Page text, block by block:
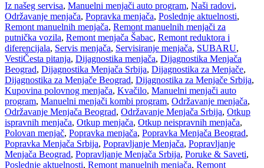
Iz našeg servisa, Manuelni menjači auto program, Naši radovi,
Održavanje menjača, Popravka menjača, Poslednje aktuelnosti,
Remont manuelnih menjača, Remont manuelnih menjači za
putnička vozila, Remont menjača Šabac, Remont reduktora i
diferencijala, Servis menjača, Servisiranje menjača, SUBARU,
VestiČesta pitanja, Dijagnostika menjača, Dijagnostika Menjača
Beograd, Dijagnostika Menjača Srbija, Dijagnostika za Menjače,
Dijagnostika za Menjače Beograd, Dijagnostika za Menjače Srbija,
Kupovina polovnog menjača, Kvačilo, Manuelni menjači auto
program, Manuelni menjači kombi program, Održavanje menjača,
Održavanje Menjača Beograd, Održavanje Menjača Srbija, Otkup
ispravnih menjača, Otkup menjača, Otkup neispravnih menjača,
Polovan menjač, Popravka menjača, Popravka Menjača Beograd,
Popravka Menjača Srbija, Popravljanje Menjača, Popravljanje
Menjača Beograd, Popravljanje Menjača Srbija, Poruke & Saveti,
Poslednje aktuelnosti, Remont manuelnih menjača, Remont